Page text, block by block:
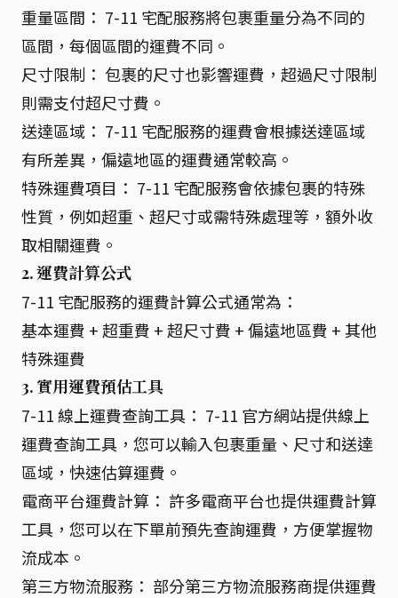
重量區間： 7-11 宅配服務將包裹重量分為不同的
區間，每個區間的運費不同。
尺寸限制： 包裹的尺寸也影響運費，超過尺寸限制
則需支付超尺寸費。
送達區域： 7-11 宅配服務的運費會根據送達區域
有所差異，偏遠地區的運費通常較高。
特殊運費項目： 7-11 宅配服務會依據包裹的特殊
性質，例如超重、超尺寸或需特殊處理等，額外收
取相關運費。
2. 運費計算公式
7-11 宅配服務的運費計算公式通常為：
基本運費 + 超重費 + 超尺寸費 + 偏遠地區費 + 其他
特殊運費
3. 實用運費預估工具
7-11 線上運費查詢工具： 7-11 官方網站提供線上
運費查詢工具，您可以輸入包裹重量、尺寸和送達
區域，快速估算運費。
電商平台運費計算： 許多電商平台也提供運費計算
工具，您可以在下單前預先查詢運費，方便掌握物
流成本。
第三方物流服務： 部分第三方物流服務商提供運費